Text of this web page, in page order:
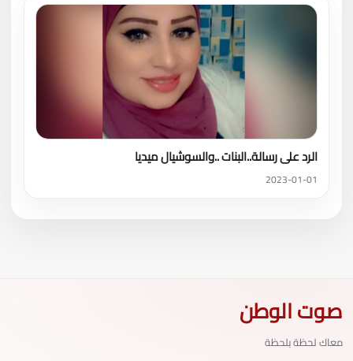
الرد على رسالة..البنات ..والسوشيال ميديا
2023-01-01
صوت الوطن
معاك لحظة بلحظة